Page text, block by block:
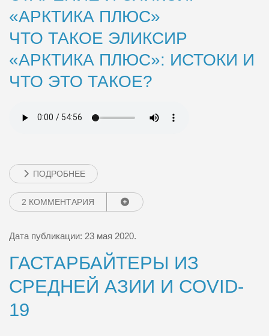
«АРКТИКА ПЛЮС»
ЧТО ТАКОЕ ЭЛИКСИР
«АРКТИКА ПЛЮС»: ИСТОКИ И
ЧТО ЭТО ТАКОЕ?
ПОДРОБНЕЕ
2 КОММЕНТАРИЯ
Дата публикации: 23 мая 2020.
ГАСТАРБАЙТЕРЫ ИЗ
СРЕДНЕЙ АЗИИ И COVID-
19